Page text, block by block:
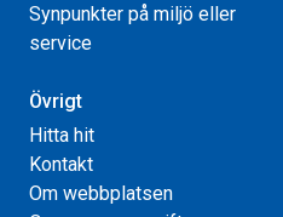
Synpunkter på miljö eller
service
Övrigt
Hitta hit
Kontakt
Om webbplatsen